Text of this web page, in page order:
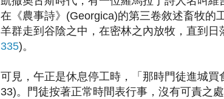
在《農事詩》(Georgica)的第三卷敘述畜牧的
羊群走到谷陰之中，在密林之內放牧，直到日
335)。
可見，午正是休息停工時，「 那時門徒進城買
33)。門徒按著正常時間表行事，沒有可責之處